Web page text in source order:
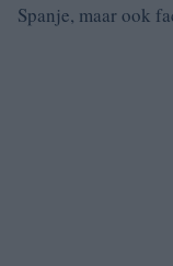
Spanje, maar ook